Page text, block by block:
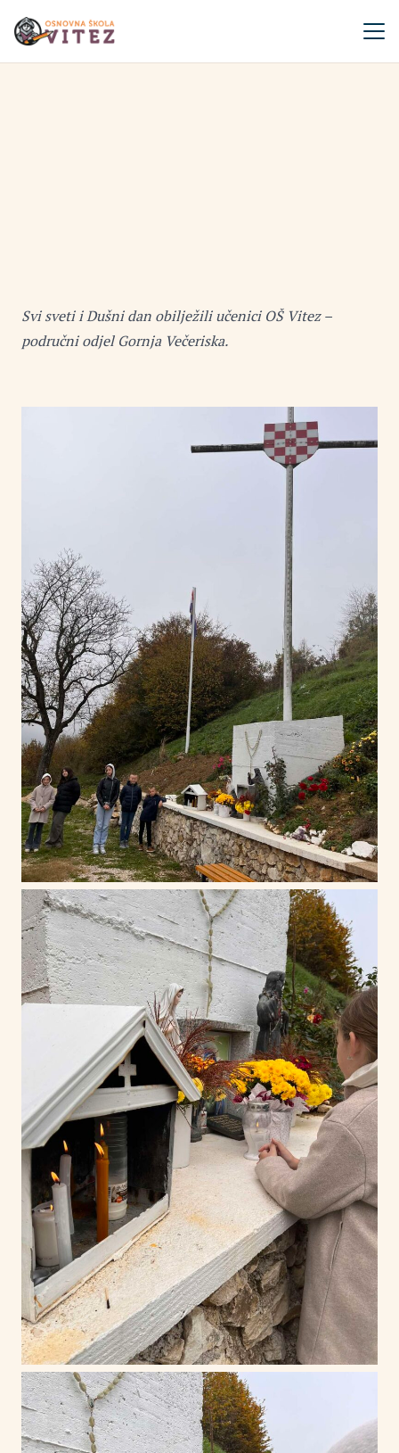
Svi sveti i Dušni dan obilježili učenici OŠ Vitez –
područni odjel Gornja Večeriska.